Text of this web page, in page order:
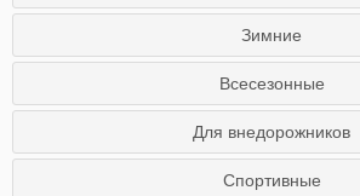
Зимние
Всесезонные
Для внедорожников
Спортивные